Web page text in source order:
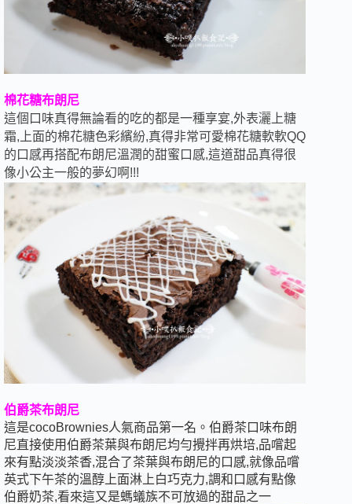
棉花糖布朗尼
這個口味真得無論看的吃的都是一種享宴,外表灑上糖
霜,上面的棉花糖色彩繽紛,真得非常可愛棉花糖軟軟QQ
的口感再搭配布朗尼溫潤的甜蜜口感,這道甜品真得很
像小公主一般的夢幻啊!!!
伯爵茶布朗尼
這是cocoBrownies人氣商品第一名。 伯爵茶口味布朗
尼直接使用伯爵茶葉與布朗尼均勻攪拌再烘培,品嚐起
來有點淡淡茶香,混合了茶葉與布朗尼的口感,就像品嚐
英式下午茶的溫醇上面淋上白巧克力,調和口感有點像
伯爵奶茶,看來這又是螞蟻族不可放過的甜品之一